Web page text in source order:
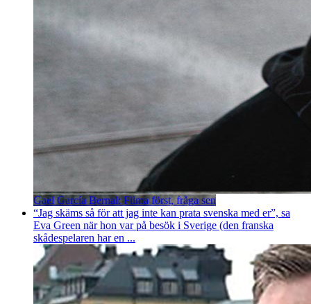
Gael García Bernal: Filma först, fråga sen
“Jag skäms så för att jag inte kan prata svenska med er”, sa
Eva Green när hon var på besök i Sverige (den franska
skådespelaren har en ...